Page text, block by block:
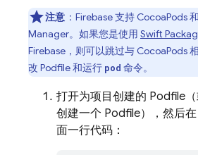
注意 ：Firebase 支持 CocoaPods
Manager。如果您是使用 Swift
Firebase，则可以跳过与 CocoaPods
改 Podfile 和运行 pod 命令。
打开为项目创建的 Podfile
创建一个 Podfile），然后
面一行代码：